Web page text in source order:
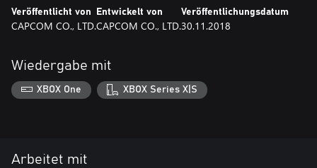
Veröffentlicht von
CAPCOM CO., LTD.
Entwickelt von
CAPCOM CO., LTD.
Veröffentlichungsdatum
30.11.2018
Wiedergabe mit
XBOX One XBOX Series X|S
Arbeitet mit